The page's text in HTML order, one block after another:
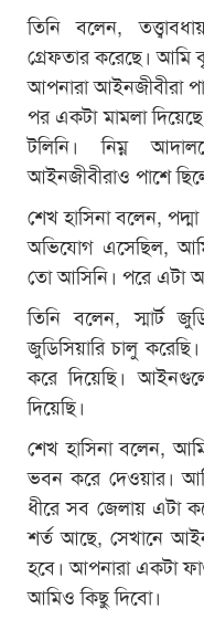
তিনি বলেন,
গ্রেফতার করেছে। আমি
আপনারা আইনজীবীরা
পর একটা মামলা
টলিনি। নিম্ন
আইনজীবীরাও পাশে
শেখ হাসিনা বলেন,
অভিযোগ এসেছিল, আমি
তো আসিনি। পরে এটা
তিনি বলেন, স্মার্ট
জুডিসিয়ারি চালু
করে দিয়েছি।
দিয়েছি।
শেখ হাসিনা বলেন,
ভবন করে দেওয়ার।
ধীরে সব জেলায় এটা
শর্ত আছে, সেখানে
হবে। আপনারা একটা
আমিও কিছু দিবো।